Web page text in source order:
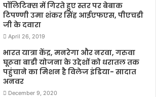
पॉलिटिक्स में गिरते हुए स्तर पर बेबाक
टिपण्णी उमा शंकर सिंह आईएफएस, पीएचडी
जी के दवारा
April 26, 2019
भारत यात्रा केंद्र, मनरेगा और नरवा, गरुवा
घूरूवा बाडी योजना के उद्देशों को धरातल तक
पहुंचाने का मिशन है विलेज इंडिया- सादात
अनवर
December 9, 2020